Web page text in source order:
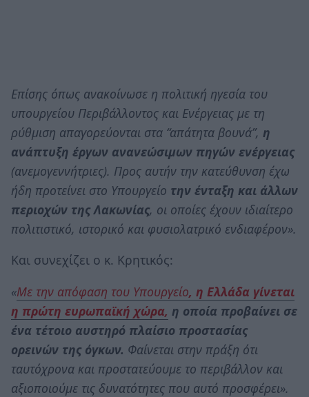
Επίσης όπως ανακοίνωσε η πολιτική ηγεσία του
υπουργείου Περιβάλλοντος και Ενέργειας με τη
ρύθμιση απαγορεύονται στα “απάτητα βουνά”, η
ανάπτυξη έργων ανανεώσιμων πηγών ενέργειας
(ανεμογεννήτριες). Προς αυτήν την κατεύθυνση έχω
ήδη προτείνει στο Υπουργείο την ένταξη και άλλων
περιοχών της Λακωνίας, οι οποίες έχουν ιδιαίτερο
πολιτιστικό, ιστορικό και φυσιολατρικό ενδιαφέρον».
Και συνεχίζει ο κ. Κρητικός:
«Με την απόφαση του Υπουργείο, η Ελλάδα γίνεται
η πρώτη ευρωπαϊκή χώρα, η οποία προβαίνει σε
ένα τέτοιο αυστηρό πλαίσιο προστασίας
ορεινών της όγκων. Φαίνεται στην πράξη ότι
ταυτόχρονα και προστατεύουμε το περιβάλλον και
αξιοποιούμε τις δυνατότητες που αυτό προσφέρει».